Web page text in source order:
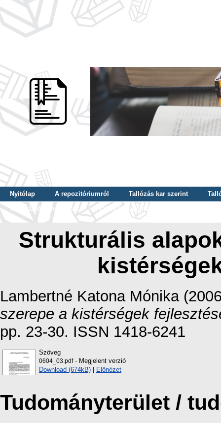
Nyitólap A repozitóriumról Tallózás kar szerint
Tallózás dátum szerint
Tallózás tudományterület szerint
Strukturális
Lambertné Katona Mónika
szerepe a kistérségek
pp. 23-30. ISSN 1418-6241
Szöveg
0604_03.pdf- Megjelent verzió
Download (674kB) | Előnézet
Tudományterület /